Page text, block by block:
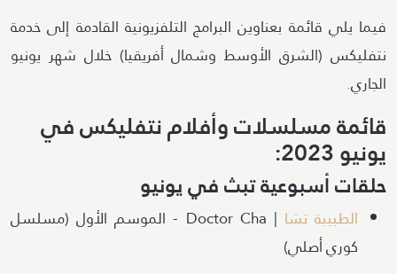
فيما يلي قائمة بعناوين البرامج التلفزيونية القادمة إلى خدمة
نتفليكس (الشرق الأوسط وشمال أفريقيا) خلال شهر يونيو
الجاري.
قائمة مسلسلات وأفلام نتفليكس في
يونيو 2023:
حلقات أسبوعية تبث في يونيو
الطبيبة تشا
| Doctor Cha - الموسم الأول (مسلسل
كوري أصلي)